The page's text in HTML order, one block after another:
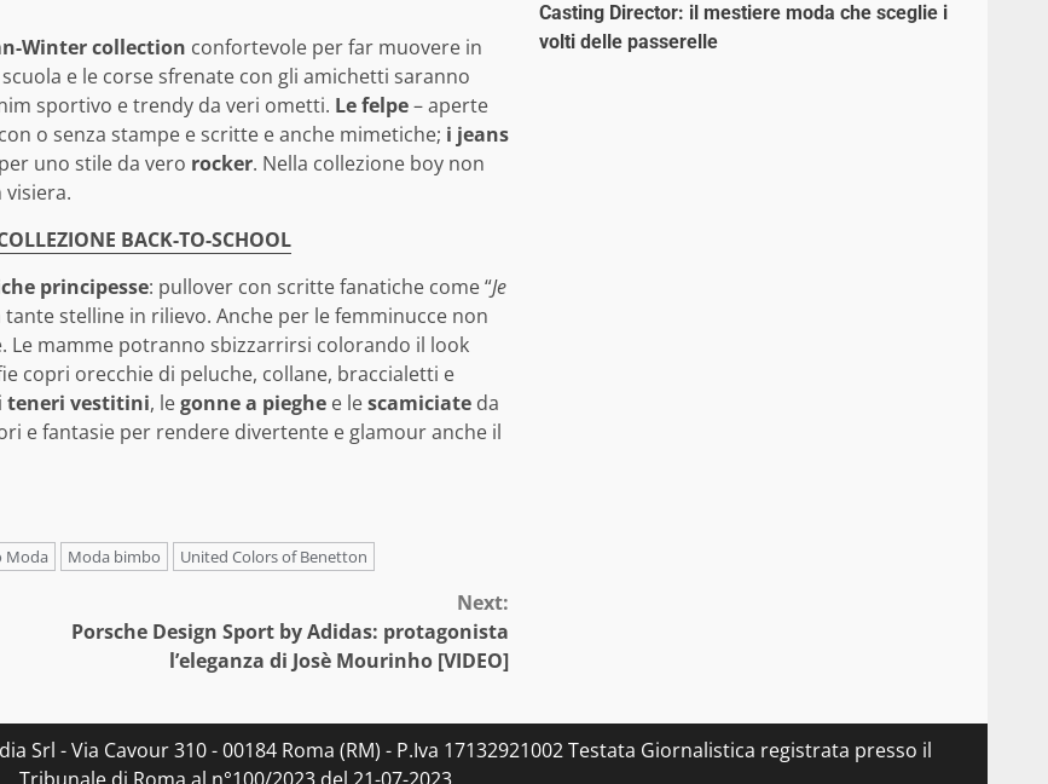
Winter collection confortevole per far muovere in
e le corse sfrenate con gli amichetti saranno
sportivo e trendy da veri ometti. Le felpe– aperte
o senza stampe e scritte e anche mimetiche; i jeans
uno stile da vero rocker. Nella collezione boy non
visiera.
BACK-TO-SCHOOL
principesse: pullover con scritte fanatiche come “Je
stelline in rilievo. Anche per le femminucce non
Le mamme potranno sbizzarrirsi colorando il look
copri orecchie di peluche, collane, braccialetti e
teneri vestitini, legonne a pieghe e lescamiciate da
e fantasie per rendere divertente e glamour anche il
Moda Moda bimbo United Colors of Benetton
Next:
Porsche Design Sport by Adidas: protagonista
l’eleganza di Josè Mourinho [VIDEO]
Casting Director: il mestiere moda che sceglie i
volti delle passerelle
Srl - Via Cavour 310 - 00184 Roma (RM) - P.Iva 17132921002 Testata Giornalistica registrata presso il